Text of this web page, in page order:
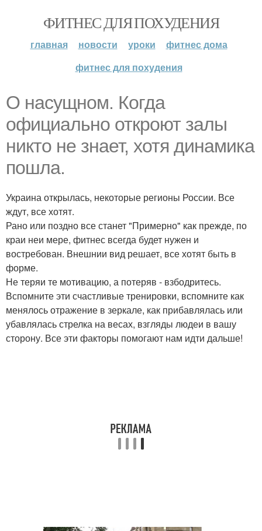
ФИТНЕС ДЛЯ ПОХУДЕНИЯ
главная новости уроки
фитнес дома
фитнес для похудения
О насущном. Когда
официально откроют залы
никто не знает, хотя динамика
пошла.
Украина открылась, некоторые регионы России. Все
ждут, все хотят.
Рано или поздно все станет "Примерно" как прежде, по
краи неи мере, фитнес всегда будет нужен и
востребован. Внешнии вид решает, все хотят быть в
форме.
Не теряи те мотивацию, а потеряв - взбодритесь.
Вспомните эти счастливые тренировки, вспомните как
менялось отражение в зеркале, как прибавлялась или
убавлялась стрелка на весах, взгляды людеи в вашу
сторону. Все эти факторы помогают нам идти дальше!